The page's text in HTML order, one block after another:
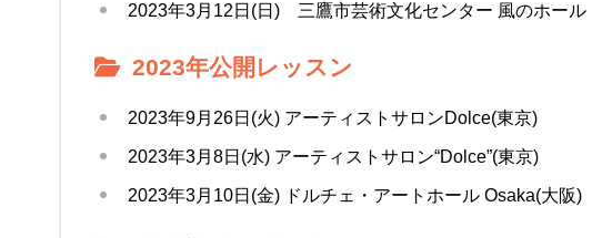
2023年3月12日(日) 三鷹市芸術文化センター 風のホール
2023年公開レッスン
2023年9月26日(火) アーティストサロンDolce(東京)
2023年3月8日(水) アーティストサロン“Dolce”(東京)
2023年3月10日(金) ドルチェ・アートホール Osaka(大阪)